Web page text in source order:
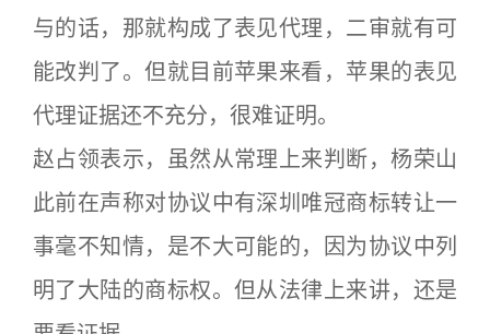
与的话，那就构成了表见代理，二审就有可
能改判了。但就目前苹果来看，苹果的表见
代理证据还不充分，很难证明。
赵占领表示，虽然从常理上来判断，杨荣山
此前在声称对协议中有深圳唯冠商标转让一
事毫不知情，是不大可能的，因为协议中列
明了大陆的商标权。但从法律上来讲，还是